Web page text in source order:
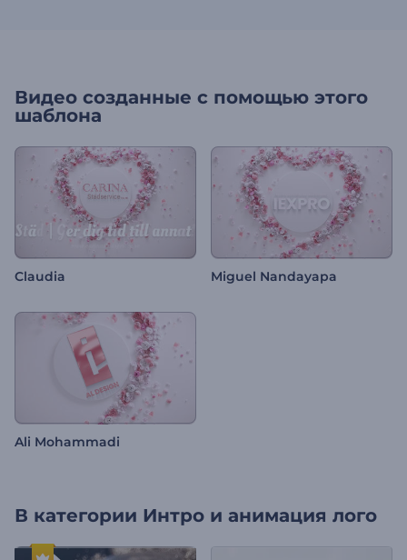
Видео созданные с помощью этого
шаблона
Claudia Miguel Nandayapa
Ali Mohammadi
В категории Интро и анимация лого